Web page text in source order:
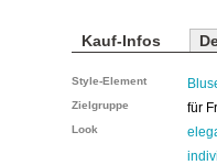
Kauf-Infos
Style-Element
Zielgruppe für
Look